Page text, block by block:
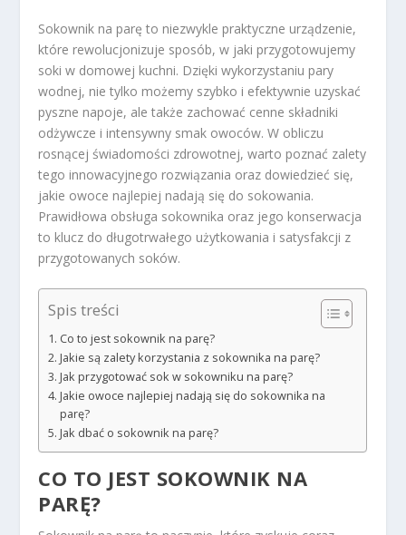
Sokownik na parę to niezwykle praktyczne urządzenie,
które rewolucjonizuje sposób, w jaki przygotowujemy
soki w domowej kuchni. Dzięki wykorzystaniu pary
wodnej, nie tylko możemy szybko i efektywnie uzyskać
pyszne napoje, ale także zachować cenne składniki
odżywcze i intensywny smak owoców. W obliczu
rosnącej świadomości zdrowotnej, warto poznać zalety
tego innowacyjnego rozwiązania oraz dowiedzieć się,
jakie owoce najlepiej nadają się do sokowania.
Prawidłowa obsługa sokownika oraz jego konserwacja
to klucz do długotrwałego użytkowania i satysfakcji z
przygotowanych soków.
Spis treści
Co to jest sokownik na parę?
Jakie są zalety korzystania z sokownika na parę?
Jak przygotować sok w sokowniku na parę?
Jakie owoce najlepiej nadają się do sokownika na
parę?
Jak dbać o sokownik na parę?
CO TO JEST SOKOWNIK NA
PARĘ?